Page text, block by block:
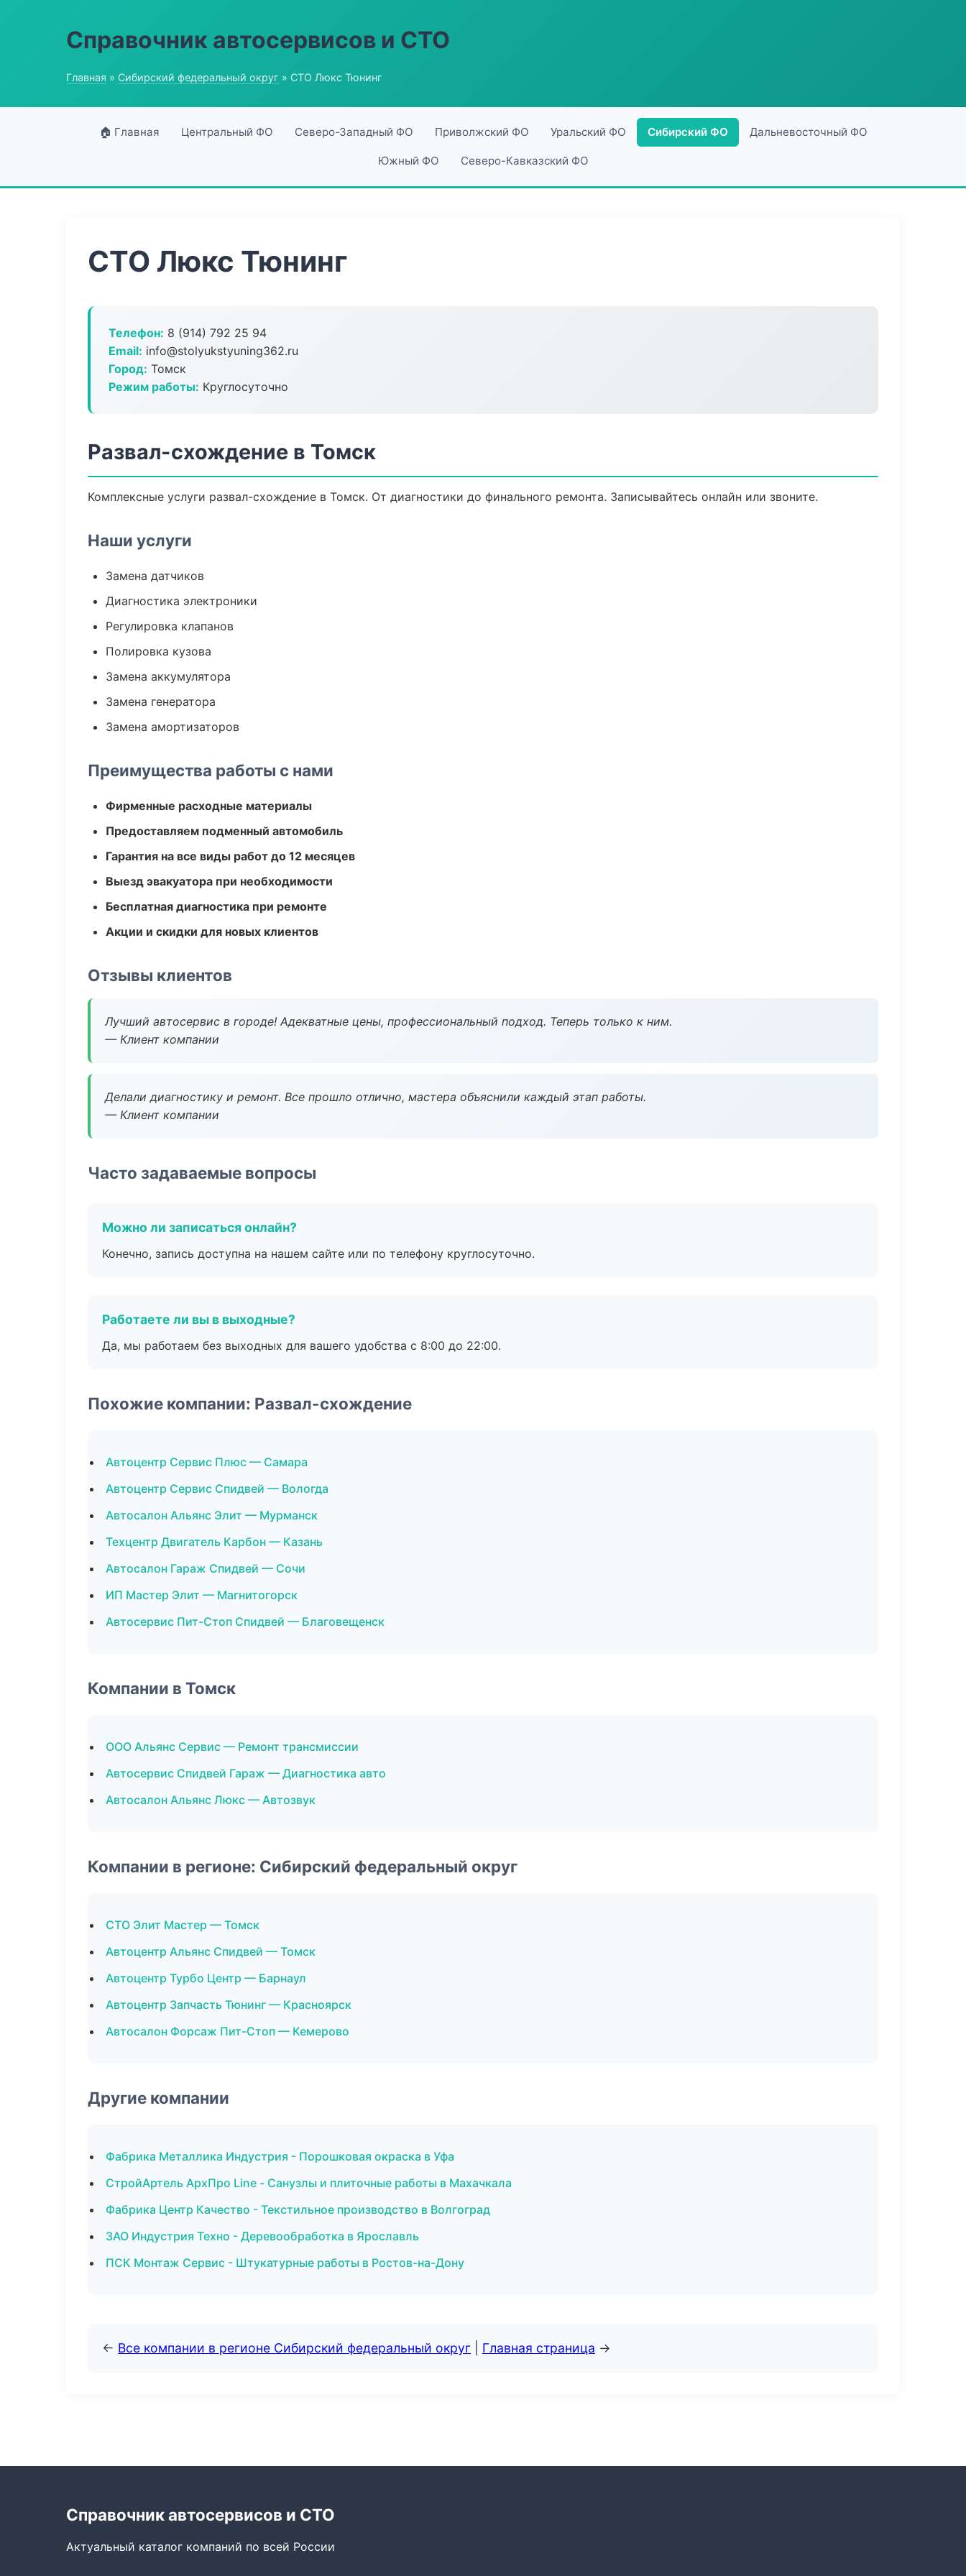
Справочник автосервисов и СТО
Главная » Сибирский федеральный округ » СТО Люкс Тюнинг
🏠 Главная Центральный ФО Северо-Западный ФО Приволжский ФО Уральский ФО Сибирский ФО Дальневосточный ФО
Южный ФО Северо-Кавказский ФО
СТО Люкс Тюнинг
Телефон: 8 (914) 792 25 94
Email: info@stolyukstyuning362.ru
Город: Томск
Режим работы: Круглосуточно
Развал-схождение в Томск
Комплексные услуги развал-схождение в Томск. От диагностики до финального ремонта. Записывайтесь онлайн или звоните.
Наши услуги
Замена датчиков
Диагностика электроники
Регулировка клапанов
Полировка кузова
Замена аккумулятора
Замена генератора
Замена амортизаторов
Преимущества работы с нами
Фирменные расходные материалы
Предоставляем подменный автомобиль
Гарантия на все виды работ до 12 месяцев
Выезд эвакуатора при необходимости
Бесплатная диагностика при ремонте
Акции и скидки для новых клиентов
Отзывы клиентов
Лучший автосервис в городе! Адекватные цены, профессиональный подход. Теперь только к ним.
— Клиент компании
Делали диагностику и ремонт. Все прошло отлично, мастера объяснили каждый этап работы.
— Клиент компании
Часто задаваемые вопросы
Можно ли записаться онлайн?
Конечно, запись доступна на нашем сайте или по телефону круглосуточно.
Работаете ли вы в выходные?
Да, мы работаем без выходных для вашего удобства с 8:00 до 22:00.
Похожие компании: Развал-схождение
Автоцентр Сервис Плюс — Самара
Автоцентр Сервис Спидвей — Вологда
Автосалон Альянс Элит — Мурманск
Техцентр Двигатель Карбон — Казань
Автосалон Гараж Спидвей — Сочи
ИП Мастер Элит — Магнитогорск
Автосервис Пит-Стоп Спидвей — Благовещенск
Компании в Томск
ООО Альянс Сервис — Ремонт трансмиссии
Автосервис Спидвей Гараж — Диагностика авто
Автосалон Альянс Люкс — Автозвук
Компании в регионе: Сибирский федеральный округ
СТО Элит Мастер — Томск
Автоцентр Альянс Спидвей — Томск
Автоцентр Турбо Центр — Барнаул
Автоцентр Запчасть Тюнинг — Красноярск
Автосалон Форсаж Пит-Стоп — Кемерово
Другие компании
Фабрика Металлика Индустрия - Порошковая окраска в Уфа
СтройАртель АрхПро Line - Санузлы и плиточные работы в Махачкала
Фабрика Центр Качество - Текстильное производство в Волгоград
ЗАО Индустрия Техно - Деревообработка в Ярославль
ПСК Монтаж Сервис - Штукатурные работы в Ростов-на-Дону
← Все компании в регионе Сибирский федеральный округ Главная страница →
Справочник автосервисов и СТО
Актуальный каталог компаний по всей России